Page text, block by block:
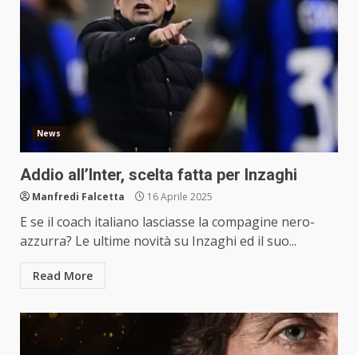
News
Addio all’Inter, scelta fatta per Inzaghi
Manfredi Falcetta 16 Aprile 2025
E se il coach italiano lasciasse la compagine nero-
azzurra? Le ultime novità su Inzaghi ed il suo...
Read More